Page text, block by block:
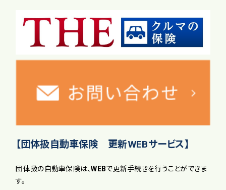
【団体扱自動車保険 更新WEBサービス】
団体扱の自動車保険は、WEBで更新手続きを行うことができま
す。